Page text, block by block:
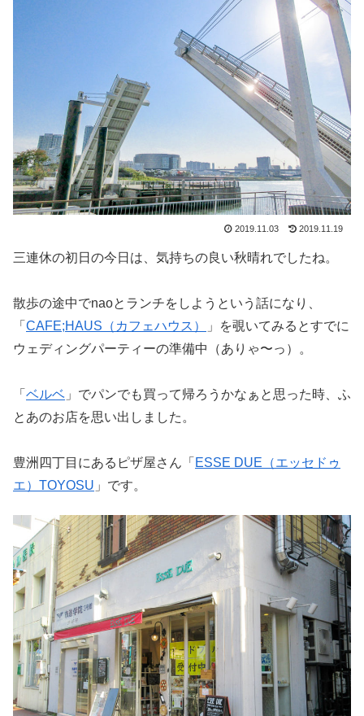
2019.11.03 2019.11.19
三連休の初日の今日は、気持ちの良い秋晴れでしたね。
散歩の途中でnaoとランチをしようという話になり、
「 CAFE;HAUS（カフェハウス）
」を覗いてみるとすでに
ウェディングパーティーの準備中（ありゃ〜っ）。
「 ベルベ 」でパンでも買って帰ろうかなぁと思った時、ふ
とあのお店を思い出しました。
豊洲四丁目にあるピザ屋さん「 ESSE DUE（エッセドゥ
エ）TOYOSU 」です。